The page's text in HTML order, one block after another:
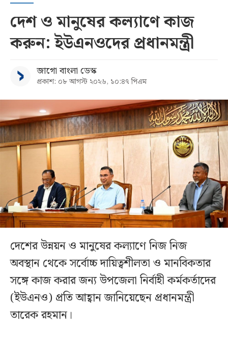
দেশ ও মানুষের কল্যাণে কাজ
করুন: ইউএনওদের প্রধানমন্ত্রী
জাগো বাংলা ডেস্ক
প্রকাশ: ০৮ আগস্ট ২০২৬, ১০:৪৭ পিএম
দেশের উন্নয়ন ও মানুষের কল্যাণে নিজ নিজ
অবস্থান থেকে সর্বোচ্চ দায়িত্বশীলতা ও মানবিকতার
সঙ্গে কাজ করার জন্য উপজেলা নির্বাহী কর্মকর্তাদের
(ইউএনও) প্রতি আহ্বান জানিয়েছেন প্রধানমন্ত্রী
তারেক রহমান।